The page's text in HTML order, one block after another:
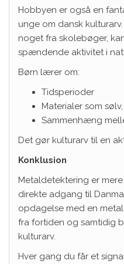
Hobbyen er også en
unge om dansk
noget fra skolebøger,
spændende aktivitet i
Børn lærer om:
Tidsperioder
Materialer som
Sammenhæng
Det gør kulturarv til en
Konklusion
Metaldetektering er
direkte adgang til
opdagelse med en
fra fortiden og samtidig
kulturarv.
Hver gang du får et